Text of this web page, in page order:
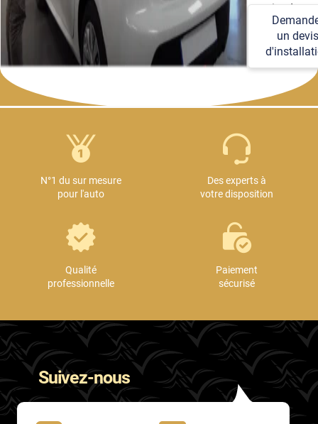
soucier des
détails
techniques et
logistiques.
un devis
N°1 du sur mesure
pour l'auto
Des experts à
votre disposition
Qualité
professionnelle
Paiement
sécurisé
Suivez-nous